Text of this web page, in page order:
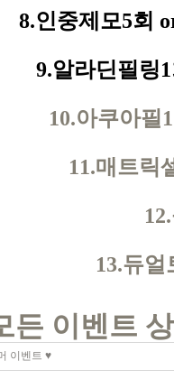
8.인중제모5회
9.알라딘필링1
10.아쿠아필
11.매트릭
13.듀
든 이벤트
이벤트 ♥